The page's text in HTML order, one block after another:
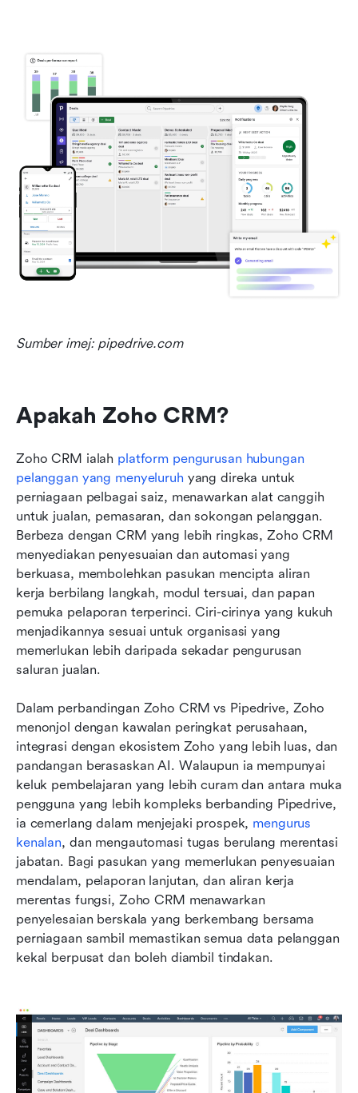
Sumber imej: pipedrive.com
Apakah Zoho CRM?
Zoho CRM ialah platform pengurusan hubungan
pelanggan yang menyeluruh yang direka untuk
perniagaan pelbagai saiz, menawarkan alat canggih
untuk jualan, pemasaran, dan sokongan pelanggan.
Berbeza dengan CRM yang lebih ringkas, Zoho CRM
menyediakan penyesuaian dan automasi yang
berkuasa, membolehkan pasukan mencipta aliran
kerja berbilang langkah, modul tersuai, dan papan
pemuka pelaporan terperinci. Ciri-cirinya yang kukuh
menjadikannya sesuai untuk organisasi yang
memerlukan lebih daripada sekadar pengurusan
saluran jualan.
Dalam perbandingan Zoho CRM vs Pipedrive, Zoho
menonjol dengan kawalan peringkat perusahaan,
integrasi dengan ekosistem Zoho yang lebih luas, dan
pandangan berasaskan AI. Walaupun ia mempunyai
keluk pembelajaran yang lebih curam dan antara muka
pengguna yang lebih kompleks berbanding Pipedrive,
ia cemerlang dalam menjejaki prospek, mengurus
kenalan, dan mengautomasi tugas berulang merentasi
jabatan. Bagi pasukan yang memerlukan penyesuaian
mendalam, pelaporan lanjutan, dan aliran kerja
merentas fungsi, Zoho CRM menawarkan
penyelesaian berskala yang berkembang bersama
perniagaan sambil memastikan semua data pelanggan
kekal berpusat dan boleh diambil tindakan.